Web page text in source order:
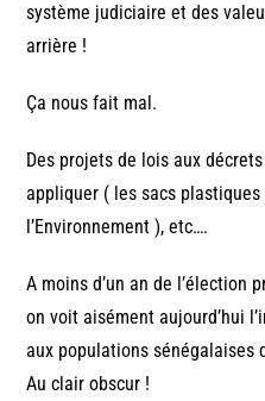
système judiciaire et des
arrière !
Ça nous fait mal.
Des projets de lois aux
appliquer ( les sacs
l’Environnement ), etc….
A moins d’un an de l’élection
on voit aisément aujourd’hui
aux populations sénégalaises
Au clair obscur !